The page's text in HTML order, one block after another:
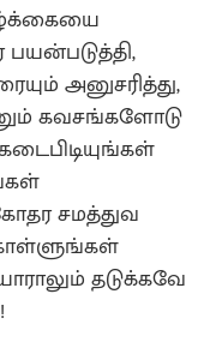
அனுசரித்து,
கவசங்களோடு
சமத்துவ
தடுக்கவே